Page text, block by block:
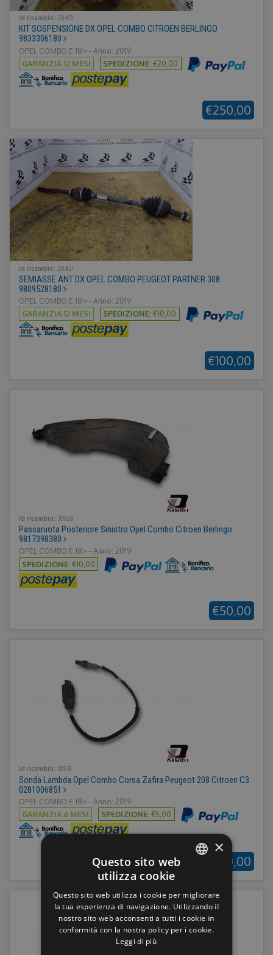
Id ricambio: 28419
KIT SOSPENSIONE DX OPEL COMBO CITROEN BERLINGO
9833306180
OPEL COMBO E 18> - Anno: 2019
GARANZIA 12 MESI
SPEDIZIONE:€20,00
€250,00
Id ricambio: 28421
SEMIASSE ANT DX OPEL COMBO PEUGEOT PARTNER 308
9809528180
OPEL COMBO E 18> - Anno: 2019
GARANZIA 12 MESI
SPEDIZIONE:€10,00
€100,00
Id ricambio: 30928
Passaruota Posteriore Sinistro Opel Combo Citroen Berlingo
9817398380
OPEL COMBO E 18> - Anno: 2019
SPEDIZIONE:€10,00
€50,00
Id ricambio: 30931
Sonda Lambda Opel Combo Corsa Zafira Peugeot 208 Citroen C3
0281006851
OPEL COMBO E 18> - Anno: 2019
GARANZIA 6 MESI
SPEDIZIONE:€5,00
€50,00
ENGLISH
GERMAN
×
Questo sito web
utilizza cookie
Questo sito web utilizza i cookie per migliorare
la tua esperienza di navigazione. Utilizzando il
nostro sito web acconsenti a tutti i cookie in
conformità con la nostra policy per i cookie.
Leggi di più